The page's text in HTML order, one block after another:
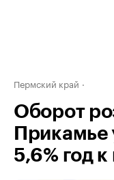
Пермский край
Оборот
Прикамье
5,6% год к